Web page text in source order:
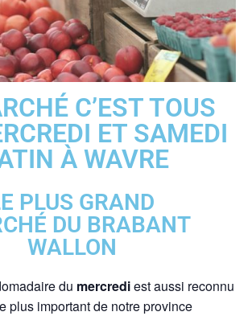
C’EST TOUS
ET SAMEDI
À WAVRE
PLUS GRAND
DU BRABANT
WALLON
du mercrediest aussi reconnu
plus important de notre province